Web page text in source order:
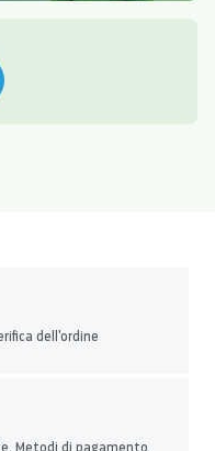
dell'ordine
Metodi di pagamento